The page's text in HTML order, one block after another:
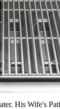
His Wife's